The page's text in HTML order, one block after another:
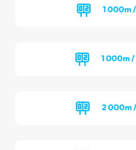
1 000m
1 000m /
2 000m